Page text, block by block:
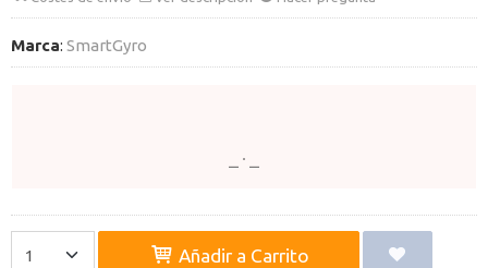
Marca: SmartGyro
Añadir a Carrito